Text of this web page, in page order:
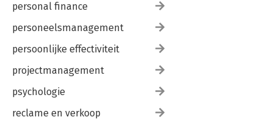
personal finance
personeelsmanagement
persoonlijke effectiviteit
projectmanagement
psychologie
reclame en verkoop